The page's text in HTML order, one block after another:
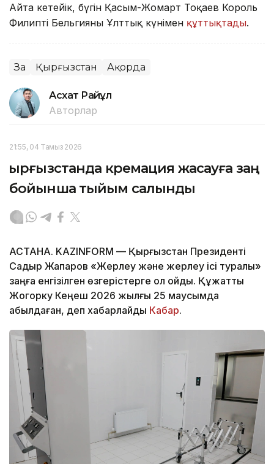
Айта кетейік, бүгін Қасым-Жомарт Тоқаев Король
Филипті Бельгияның Ұлттық күнімен құттықтады.
Заң Қырғызстан Ақорда
Асхат Райқұл
Авторлар
21:55, 04 Тамыз 2026
Қырғызстанда кремация жасауға заң
бойынша тыйым салынды
АСТАНА. KAZINFORM — Қырғызстан Президенті
Садыр Жапаров «Жерлеу және жерлеу ісі туралы»
заңға енгізілген өзгерістерге қол қойды. Құжатты
Жогорку Кеңеш 2026 жылғы 25 маусымда
қабылдаған, деп хабарлайды Кабар.